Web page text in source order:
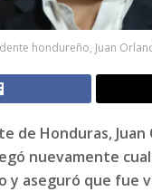
hondureño, Juan
de Honduras, Juan
nuevamente
y aseguró que fue